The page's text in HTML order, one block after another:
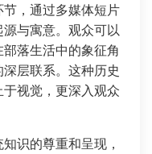
，通过多媒体短片
与寓意。观众可以
落生活中的象征角
层联系。这种历史
视觉，更深入观众
识的尊重和呈现，